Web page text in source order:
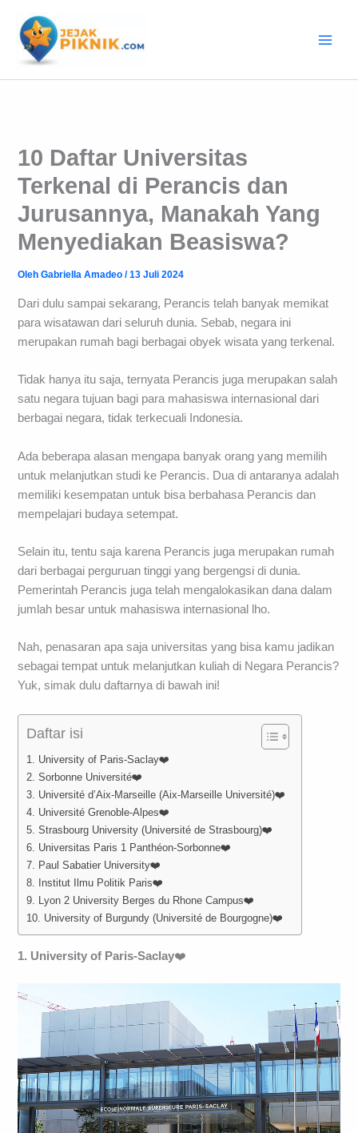
konten
10 Daftar Universitas
Terkenal di Perancis dan
Jurusannya, Manakah Yang
Menyediakan Beasiswa?
OlehGabriella Amadeo/13 Juli 2024
Dari dulu sampai sekarang, Perancis telah banyak memikat
para wisatawan dari seluruh dunia. Sebab, negara ini
merupakan rumah bagi berbagai obyek wisata yang terkenal.
Tidak hanya itu saja, ternyata Perancis juga merupakan salah
satu negara tujuan bagi para mahasiswa internasional dari
berbagai negara, tidak terkecuali Indonesia.
Ada beberapa alasan mengapa banyak orang yang memilih
untuk melanjutkan studi ke Perancis. Dua di antaranya adalah
memiliki kesempatan untuk bisa berbahasa Perancis dan
mempelajari budaya setempat.
Selain itu, tentu saja karena Perancis juga merupakan rumah
dari berbagai perguruan tinggi yang bergengsi di dunia.
Pemerintah Perancis juga telah mengalokasikan dana dalam
jumlah besar untuk mahasiswa internasional lho.
Nah, penasaran apa saja universitas yang bisa kamu jadikan
sebagai tempat untuk melanjutkan kuliah di Negara Perancis?
Yuk, simak dulu daftarnya di bawah ini!
Daftar isi
1. University of Paris-Saclay❤️
2. Sorbonne Université❤️
3. Université d’Aix-Marseille (Aix-Marseille Université)❤️
4. Université Grenoble-Alpes❤️
5. Strasbourg University (Université de Strasbourg)❤️
6. Universitas Paris 1 Panthéon-Sorbonne❤️
7. Paul Sabatier University❤️
8. Institut Ilmu Politik Paris❤️
9. Lyon 2 University Berges du Rhone Campus❤️
10. University of Burgundy (Université de Bourgogne)❤️
1. University of Paris-Saclay❤️